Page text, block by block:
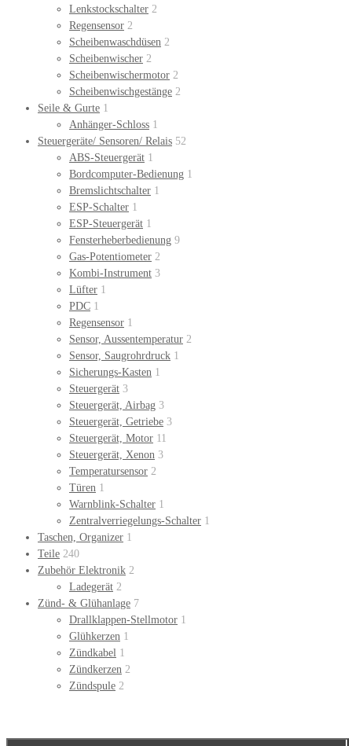
Lenkstockschalter 2
Regensensor 2
Scheibenwaschdüsen 2
Scheibenwischer 2
Scheibenwischermotor 2
Scheibenwischgestänge 2
Seile & Gurte 1
Anhänger-Schloss 1
Steuergeräte/ Sensoren/ Relais 52
ABS-Steuergerät 1
Bordcomputer-Bedienung 1
Bremslichtschalter 1
ESP-Schalter 1
ESP-Steuergerät 1
Fensterheberbedienung 9
Gas-Potentiometer 2
Kombi-Instrument 3
Lüfter 1
PDC 1
Regensensor 1
Sensor, Aussentemperatur 2
Sensor, Saugrohrdruck 1
Sicherungs-Kasten 1
Steuergerät 3
Steuergerät, Airbag 3
Steuergerät, Getriebe 3
Steuergerät, Motor 11
Steuergerät, Xenon 3
Temperatursensor 2
Türen 1
Warnblink-Schalter 1
Zentralverriegelungs-Schalter 1
Taschen, Organizer 1
Teile 240
Zubehör Elektronik 2
Ladegerät 2
Zünd- & Glühanlage 7
Drallklappen-Stellmotor 1
Glühkerzen 1
Zündkabel 1
Zündkerzen 2
Zündspule 2